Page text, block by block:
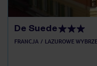
De Suede
FRANCJA LAZUROWE